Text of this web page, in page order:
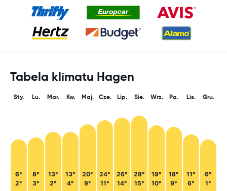
Tabela klimatu Hagen
Sty.
6°
2°
Lu.
8°
3°
Mar.
13°
2°
Kw.
13°
4°
Maj.
20°
9°
Cze.
24°
11°
Lip.
26°
14°
Sie.
28°
15°
Wrz.
19°
10°
Pa.
18°
9°
Lis.
11°
6°
Gru.
6°
1°